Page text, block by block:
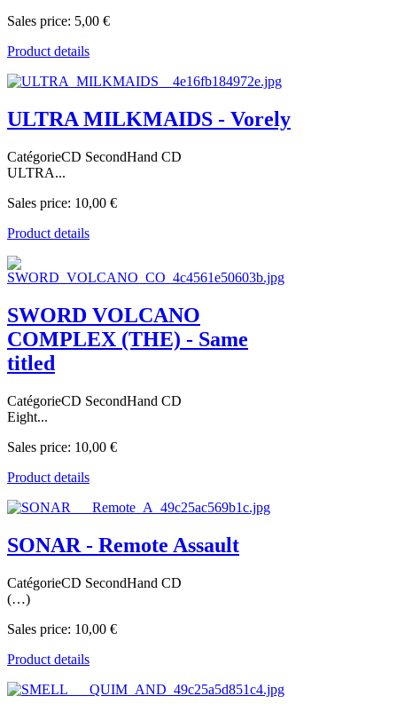
Sales price: 5,00 €
Product details
ULTRA MILKMAIDS - Vorely
CatégorieCD SecondHand CD
ULTRA...
Sales price: 10,00 €
Product details
SWORD VOLCANO
COMPLEX (THE) - Same
titled
CatégorieCD SecondHand CD
Eight...
Sales price: 10,00 €
Product details
SONAR - Remote Assault
CatégorieCD SecondHand CD
(…)
Sales price: 10,00 €
Product details